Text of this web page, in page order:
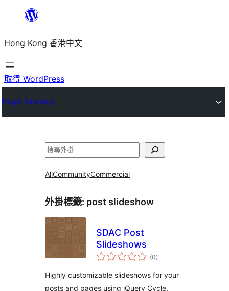
主
要
內
Hong Kong 香港中文
取得 WordPress
Plugin Directory
搜
AllCommunityCommercial
外掛標籤: post slideshow
SDAC Post
Slideshows
(0總
評)
Highly customizable slideshows for your
posts and pages using jQuery Cycle.